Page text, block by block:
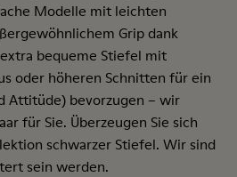
Modelle mit leichten
Grip dank
bequeme Stiefel mit
oder höheren Schnitten für ein
Attitüde) bevorzugen – wir
für Sie. Überzeugen Sie sich
schwarzer Stiefel. Wir sind
sein werden.